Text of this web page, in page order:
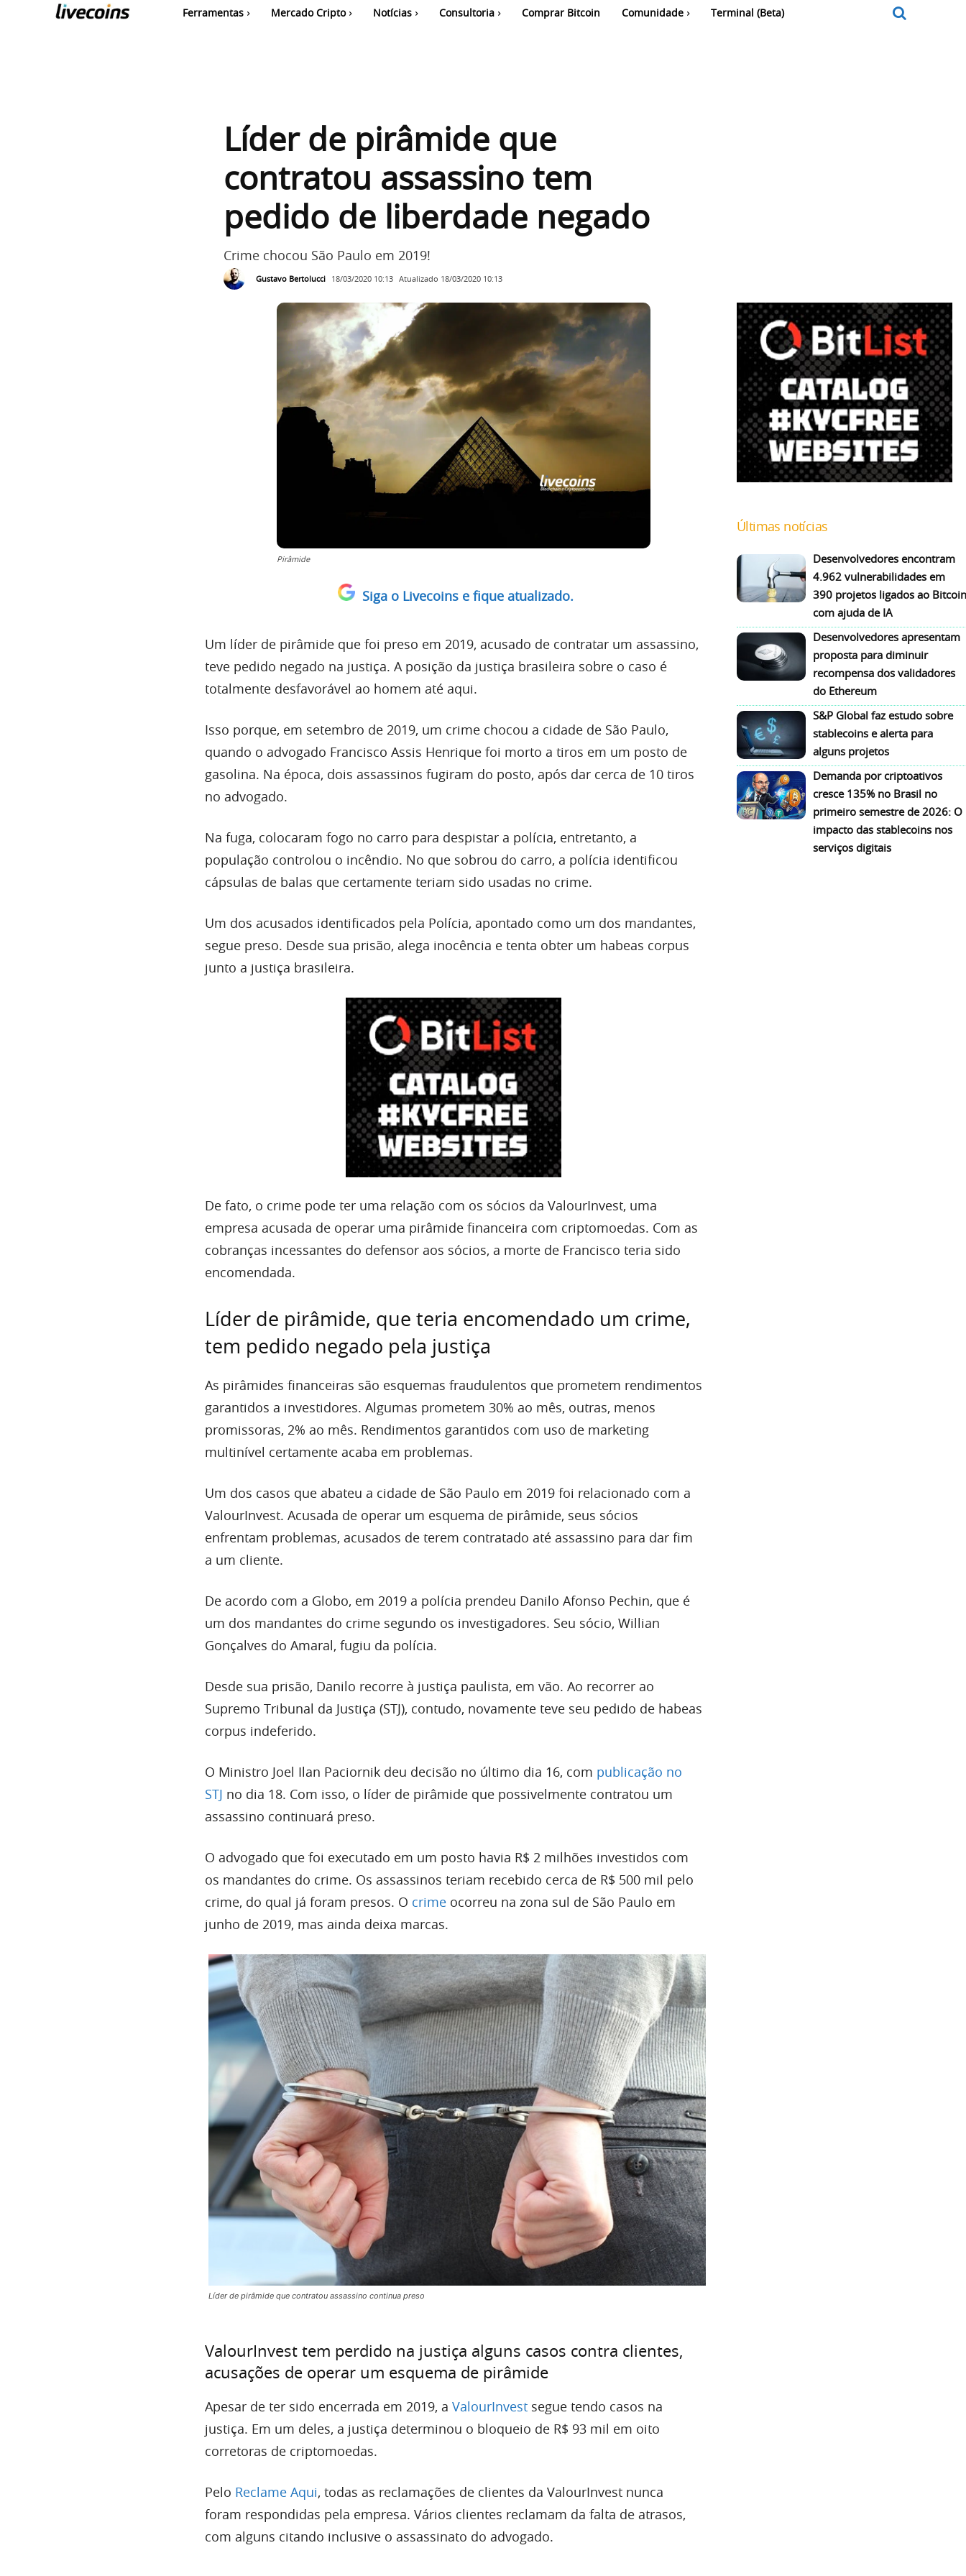
Ferramentas Mercado Cripto Notícias Consultoria Comprar Bitcoin Comunidade Terminal (Beta)
Líder de pirâmide que
contratou assassino tem
pedido de liberdade negado
Crime chocou São Paulo em 2019!
Gustavo Bertolucci 18/03/2020 10:13 Atualizado 18/03/2020 10:13
Pirâmide
Siga o Livecoins e fique atualizado.
Um líder de pirâmide que foi preso em 2019, acusado de contratar um assassino,
teve pedido negado na justiça. A posição da justiça brasileira sobre o caso é
totalmente desfavorável ao homem até aqui.
Isso porque, em setembro de 2019, um crime chocou a cidade de São Paulo,
quando o advogado Francisco Assis Henrique foi morto a tiros em um posto de
gasolina. Na época, dois assassinos fugiram do posto, após dar cerca de 10 tiros
no advogado.
Na fuga, colocaram fogo no carro para despistar a polícia, entretanto, a
população controlou o incêndio. No que sobrou do carro, a polícia identificou
cápsulas de balas que certamente teriam sido usadas no crime.
Um dos acusados identificados pela Polícia, apontado como um dos mandantes,
segue preso. Desde sua prisão, alega inocência e tenta obter um habeas corpus
junto a justiça brasileira.
De fato, o crime pode ter uma relação com os sócios da ValourInvest, uma
empresa acusada de operar uma pirâmide financeira com criptomoedas. Com as
cobranças incessantes do defensor aos sócios, a morte de Francisco teria sido
encomendada.
Líder de pirâmide, que teria encomendado um crime,
tem pedido negado pela justiça
As pirâmides financeiras são esquemas fraudulentos que prometem rendimentos
garantidos a investidores. Algumas prometem 30% ao mês, outras, menos
promissoras, 2% ao mês. Rendimentos garantidos com uso de marketing
multinível certamente acaba em problemas.
Um dos casos que abateu a cidade de São Paulo em 2019 foi relacionado com a
ValourInvest. Acusada de operar um esquema de pirâmide, seus sócios
enfrentam problemas, acusados de terem contratado até assassino para dar fim
a um cliente.
De acordo com a Globo, em 2019 a polícia prendeu Danilo Afonso Pechin, que é
um dos mandantes do crime segundo os investigadores. Seu sócio, Willian
Gonçalves do Amaral, fugiu da polícia.
Desde sua prisão, Danilo recorre à justiça paulista, em vão. Ao recorrer ao
Supremo Tribunal da Justiça (STJ), contudo, novamente teve seu pedido de habeas
corpus indeferido.
O Ministro Joel Ilan Paciornik deu decisão no último dia 16, com publicação no
STJ no dia 18. Com isso, o líder de pirâmide que possivelmente contratou um
assassino continuará preso.
O advogado que foi executado em um posto havia R$ 2 milhões investidos com
os mandantes do crime. Os assassinos teriam recebido cerca de R$ 500 mil pelo
crime, do qual já foram presos. O crime ocorreu na zona sul de São Paulo em
junho de 2019, mas ainda deixa marcas.
Líder de pirâmide que contratou assassino continua preso
ValourInvest tem perdido na justiça alguns casos contra clientes,
acusações de operar um esquema de pirâmide
Apesar de ter sido encerrada em 2019, a ValourInvest segue tendo casos na
justiça. Em um deles, a justiça determinou o bloqueio de R$ 93 mil em oito
corretoras de criptomoedas.
Pelo Reclame Aqui, todas as reclamações de clientes da ValourInvest nunca
foram respondidas pela empresa. Vários clientes reclamam da falta de atrasos,
com alguns citando inclusive o assassinato do advogado.
Últimas notícias
Desenvolvedores encontram
4.962 vulnerabilidades em
390 projetos ligados ao Bitcoin
com ajuda de IA
Desenvolvedores apresentam
proposta para diminuir
recompensa dos validadores
do Ethereum
S&P Global faz estudo sobre
stablecoins e alerta para
alguns projetos
Demanda por criptoativos
cresce 135% no Brasil no
primeiro semestre de 2026: O
impacto das stablecoins nos
serviços digitais